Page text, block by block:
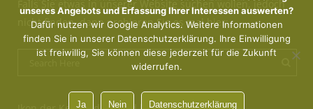
Falls Sie etwas in unserer Website suchen wollen, jedoch
nicht finden, dann probieren Sie es mal hier:
unseres Angebots und Erfassung Ihrer Interessen auswerten?
Dafür nutzen wir Google Analytics. Weitere Informationen
finden Sie in unserer Datenschutzerklärung. Ihre Einwilligung
ist freiwillig, Sie können diese jederzeit für die Zukunft
widerrufen.
Ja Nein Datenschutzerklärung